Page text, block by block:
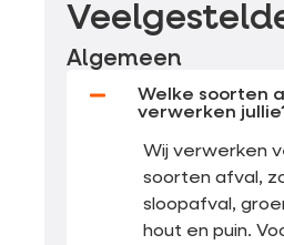
Algemeen
Welke soorten
verwerken
Wij verwerken
soorten afval,
sloopafval,
hout en puin.